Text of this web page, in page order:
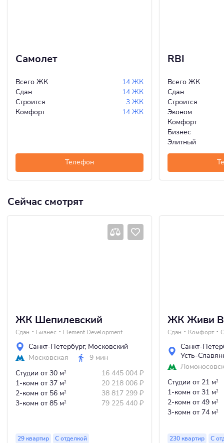
Самолет
Всего ЖК
14 ЖК
Сдан
14 ЖК
Строится
3 ЖК
Комфорт
14 ЖК
Телефон
RBI
Всего ЖК
Сдан
Строится
Эконом
Комфорт
Бизнес
Элитный
Сейчас смотрят
ЖК Шепилевский
Сдан Бизнес Element Development
Санкт-Петербург, Московский
Московская
9 мин
Студии от 30 м2 16 445 004 ₽
1-комн от 37 м2 20 218 006 ₽
2-комн от 56 м2 38 817 299 ₽
3-комн от 85 м2 79 225 440 ₽
29 квартир
С отделкой
ЖК Живи
Сдан Комфорт
Санкт-
Усть-
Студии от 21 м2
1-комн от 31 м2
2-комн от 49 м2
3-комн от 74 м2
230 квартир
С